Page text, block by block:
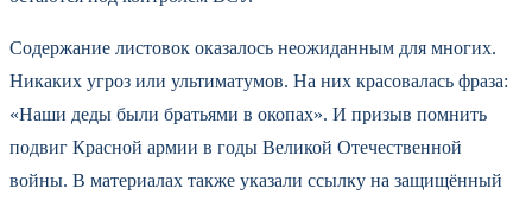
Содержание листовок оказалось неожиданным для многих.
Никаких угроз или ультиматумов. На них красовалась фраза:
«Наши деды были братьями в окопах». И призыв помнить
подвиг Красной армии в годы Великой Отечественной
войны. В материалах также указали ссылку на защищённый